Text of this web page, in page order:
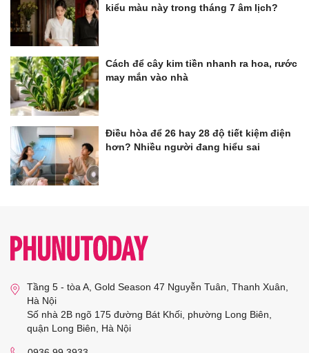
kiểu màu này trong tháng 7 âm lịch?
Cách để cây kim tiền nhanh ra hoa, rước
may mắn vào nhà
Điều hòa để 26 hay 28 độ tiết kiệm điện
hơn? Nhiều người đang hiểu sai
Tầng 5 - tòa A, Gold Season 47 Nguyễn Tuân, Thanh Xuân,
Hà Nội
Số nhà 2B ngõ 175 đường Bát Khối, phường Long Biên,
quận Long Biên, Hà Nội